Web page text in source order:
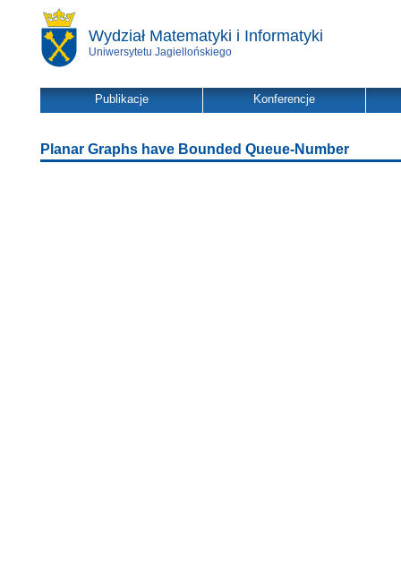
Wydział Matematyki i Informatyki
Uniwersytetu Jagiellońskiego
Publikacje Konferencje
Planar Graphs have Bounded Queue-Number